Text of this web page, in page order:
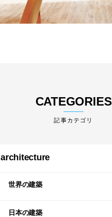
CATEGORIES
architecture
世界の建築
日本の建築